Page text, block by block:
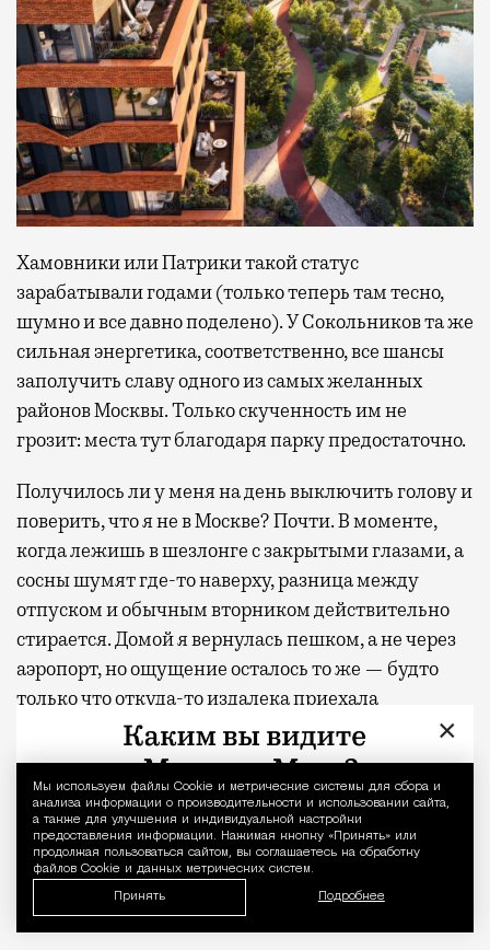
Уведомление
Мы используем файлы Сookie и метрические системы для сбора и
анализа информации о производительности и использовании сайта,
а также для улучшения и индивидуальной настройки
предоставления информации. Нажимая кнопку «Принять» или
продолжая пользоваться сайтом, вы соглашаетесь на обработку
файлов Cookie и данных метрических систем.
Принять Подробнее
Хамовники или Патрики такой статус
зарабатывали годами (только теперь там тесно,
шумно и все давно поделено). У Сокольников та же
сильная энергетика, соответственно, все шансы
заполучить славу одного из самых желанных
районов Москвы. Только скученность им не
грозит: места тут благодаря парку предостаточно.
Получилось ли у меня на день выключить голову и
поверить, что я не в Москве? Почти. В моменте,
когда лежишь в шезлонге с закрытыми глазами, а
сосны шумят где-то наверху, разница между
отпуском и обычным вторником действительно
стирается. Домой я вернулась пешком, а не через
аэропорт, но ощущение осталось то же — будто
только что откуда-то издалека приехала
отдохнувшей.
С проектной декларацией можно ознакомиться по
ссылке.
Фото:пресс-служба девелоперской компании
«Новая Эра» и пресс-служба АНО «Развитие
парков»
×